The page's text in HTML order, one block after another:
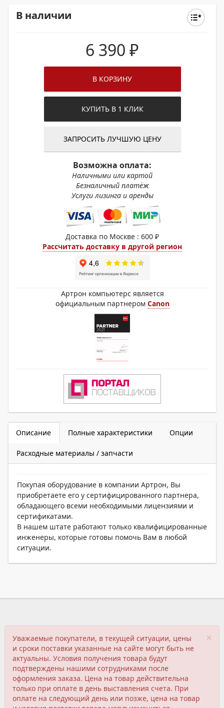
В наличии
6 390 ₽
В КОРЗИНУ
КУПИТЬ В 1 КЛИК
ЗАПРОСИТЬ ЛУЧШУЮ ЦЕНУ
Возможна оплата:
Наличными или картой
Безналичный платёж
Услуги лизинга и аренды
Доставка по Москве : 600 ₽
Рассчитать доставку в другой регион
Артрон компьютерс является
официальным партнером Canon
Описание Полные характеристики Опции
Расходные материалы / запчасти
Покупая оборудование в компании Артрон, Вы
приобретаете его у сертифицированного партнера,
обладающего всеми необходимыми лицензиями и
сертификатами.
В нашем штате работают только квалифицированные
инженеры, которые готовы помочь Вам в любой
ситуации.
×
Уважаемые покупатели, в текущей ситуации, цены
и сроки поставки указанные на сайте могут быть не
актуальны. Условия получения товара будут
подтверждены нашими сотрудниками после
оформления заказа. Цена на товар действительна
только при оплате в день выставления счета. При
оплате на следующий день или позже, цена на товар